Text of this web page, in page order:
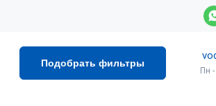
Подобрать фильтры
Пн